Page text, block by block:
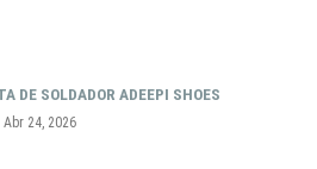
DE SOLDADOR ADEEPI SHOES
Abr 24, 2026